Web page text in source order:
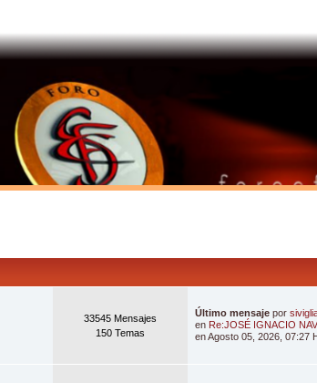
33545 Mensajes
150 Temas
Último mensajepor
en Re:JOSÉ IGNACIO
en Agosto 05, 2026, 07:27